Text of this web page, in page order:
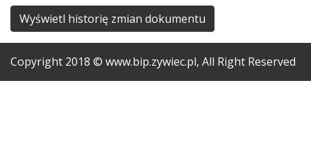
Wyświetl historię zmian dokumentu
Copyright 2018 © www.bip.zywiec.pl, All Right Reserved